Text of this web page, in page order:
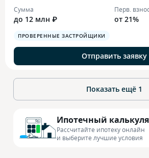
Сумма
до 12 млн ₽
Перв. взнос
от 21%
ПРОВЕРЕННЫЕ ЗАСТРОЙЩИКИ
Отправить заявку
Показать ещё 1
Ипотечный
Рассчитайте ипотеку онлайн
и выберите лучшие условия